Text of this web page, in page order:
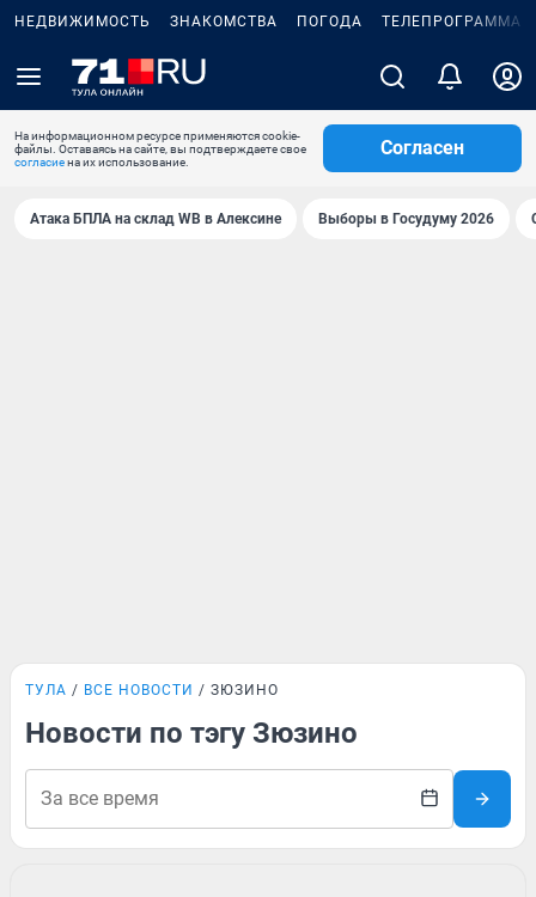
НЕДВИЖИМОСТЬ ЗНАКОМСТВА ПОГОДА ТЕЛЕПРОГРАММА
На информационном ресурсе применяются cookie-
файлы. Оставаясь на сайте, вы подтверждаете свое
согласиена их использование.
Согласен
Атака БПЛА на склад WB в Алексине Выборы в Госудуму 2026
ТУЛА ВСЕ НОВОСТИ ЗЮЗИНО
Новости по тэгу Зюзино